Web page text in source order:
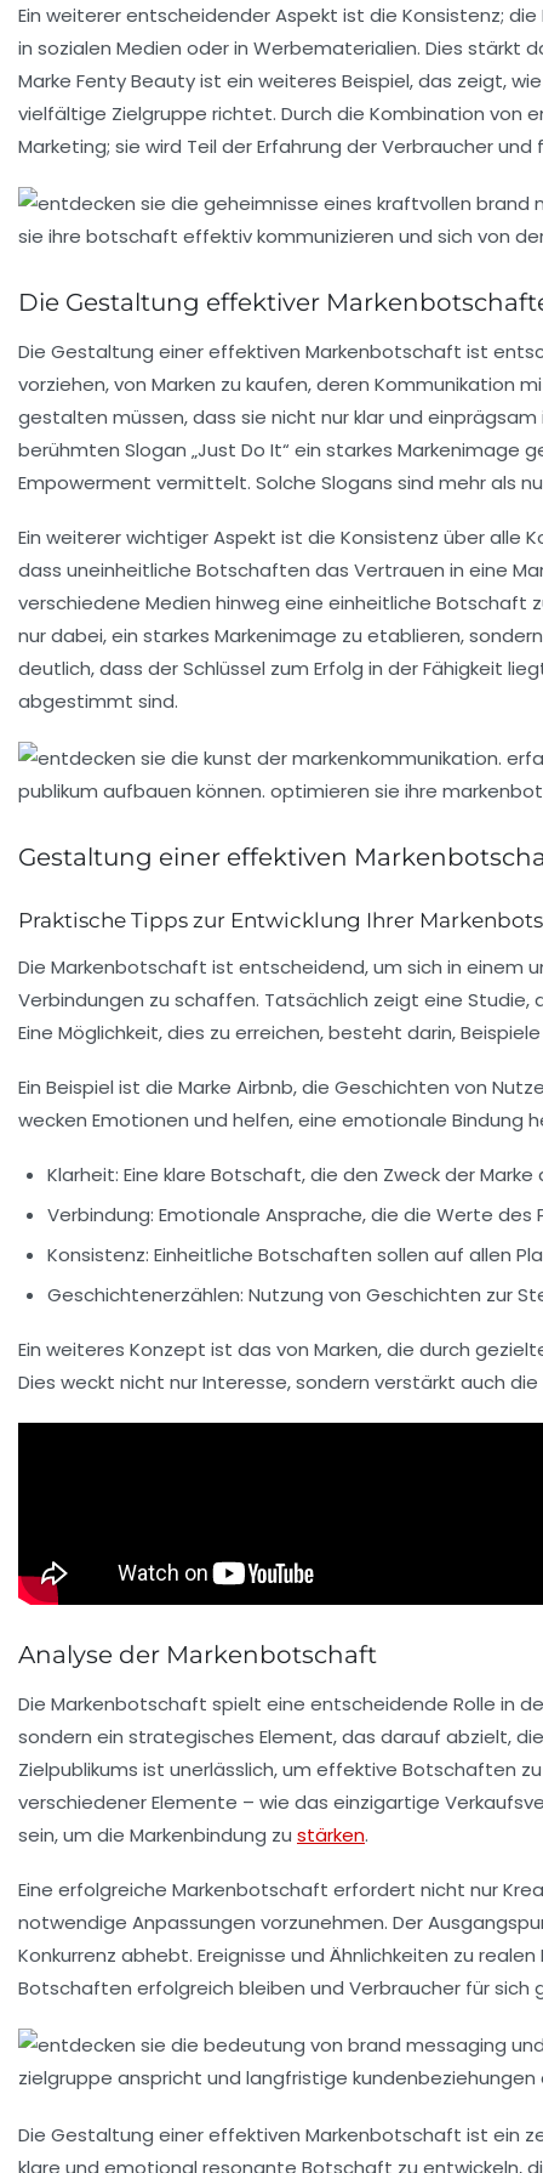
Ein weiterer entscheidender Aspekt ist die Konsistenz;
in sozialen Medien oder in Werbematerialien. Dies stärkt
Marke Fenty Beauty ist ein weiteres Beispiel, das zeigt,
vielfältige Zielgruppe richtet. Durch die Kombination von
Marketing; sie wird Teil der Erfahrung der Verbraucher
Die Gestaltung effektiver
Die Gestaltung einereffektiven Markenbotschaft ist
vorziehen, von Marken zu kaufen, deren Kommunikation
gestalten müssen, dass sie nicht nur klar und
berühmten Slogan „Just Do It“ ein starkes
Empowerment vermittelt. Solche Slogans sind mehr als
Ein weiterer wichtiger Aspekt ist die Konsistenz über alle
dass uneinheitliche Botschaften das Vertrauen in eine
verschiedene Medien hinweg eine einheitliche Botschaft
nur dabei, ein starkes Markenimage zu etablieren,
deutlich, dass der Schlüssel zum Erfolg in der Fähigkeit
abgestimmt sind.
Gestaltung einer effektiven
Praktische Tipps zur Entwicklung Ihrer
Die Markenbotschaft ist entscheidend, um sich in einem
Verbindungen zu schaffen. Tatsächlich zeigt eine Studie,
Eine Möglichkeit, dies zu erreichen, besteht darin,
Ein Beispiel ist die Marke Airbnb, die Geschichten von
wecken Emotionen und helfen, eine emotionale Bindung
Klarheit: Eine klare Botschaft, die den Zweck der
Verbindung: Emotionale Ansprache, die die Werte des
Konsistenz: Einheitliche Botschaften sollen auf allen
Geschichtenerzählen: Nutzung von Geschichten zur
Ein weiteres Konzept ist das von Marken, die durch
Dies weckt nicht nur Interesse, sondern verstärkt auch
Analyse der Markenbotschaft
Die Markenbotschaft spielt eine entscheidende Rolle in
sondern ein strategisches Element, das darauf abzielt,
Zielpublikums ist unerlässlich, um effektive Botschaften
verschiedener Elemente – wie das einzigartige
sein, um die Markenbindung zu stärken.
Eine erfolgreiche Markenbotschaft erfordert nicht nur
notwendige Anpassungen vorzunehmen. Der
Konkurrenz abhebt. Ereignisse und Ähnlichkeiten zu
Botschaften erfolgreich bleiben und Verbraucher für sich
Die Gestaltung einer effektiven Markenbotschaft ist ein
klare und emotional resonante Botschaft zu entwickeln,